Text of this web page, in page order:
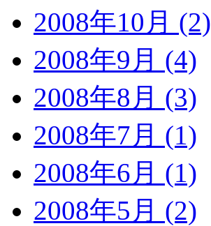
2008年10月 (2)
2008年9月 (4)
2008年8月 (3)
2008年7月 (1)
2008年6月 (1)
2008年5月 (2)